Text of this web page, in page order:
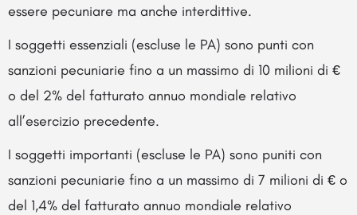
essere pecuniare ma anche interdittive.
I soggetti essenziali (escluse le PA) sono punti con
sanzioni pecuniarie fino a un massimo di 10 milioni di €
o del 2% del fatturato annuo mondiale relativo
all’esercizio precedente.
I soggetti importanti (escluse le PA) sono puniti con
sanzioni pecuniarie fino a un massimo di 7 milioni di € o
del 1,4% del fatturato annuo mondiale relativo